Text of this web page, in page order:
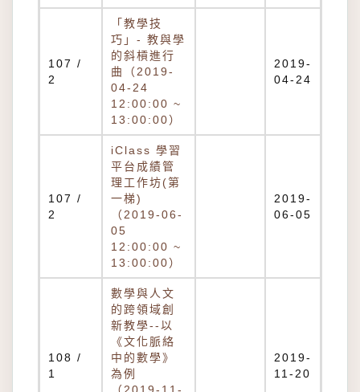
107 /
2
「教學技
巧」- 教與學
的斜槓進行
曲（2019-
04-24
12:00:00 ~
13:00:00）
2019-
04-24
107 /
2
iClass 學習
平台成績管
理工作坊(第
一梯)
（2019-06-
05
12:00:00 ~
13:00:00）
2019-
06-05
108 /
1
數學與人文
的跨領域創
新教學--以
《文化脈絡
中的數學》
為例
2019-
11-20